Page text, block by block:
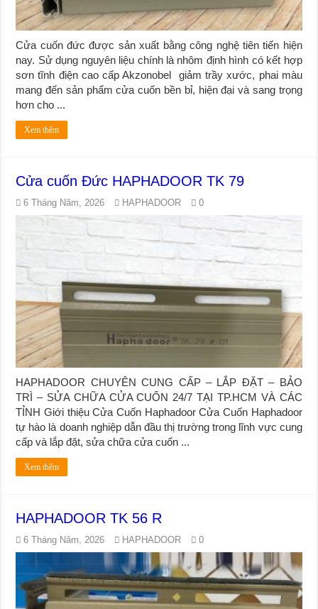
Cửa cuốn đức được sản xuất bằng công nghệ tiên tiến hiện
nay. Sử dụng nguyên liệu chính là nhôm định hình có kết hợp
sơn tĩnh điện cao cấp Akzonobel giảm trầy xước, phai màu
mang đến sản phẩm cửa cuốn bền bỉ, hiện đại và sang trọng
hơn cho ...
Xem thêm
Cửa cuốn Đức HAPHADOOR TK 79
6 Tháng Năm, 2026 HAPHADOOR 0
HAPHADOOR CHUYÊN CUNG CẤP – LẮP ĐẶT – BẢO
TRÌ – SỬA CHỮA CỬA CUỐN 24/7 TẠI TP.HCM VÀ CÁC
TỈNH Giới thiệu Cửa Cuốn Haphadoor Cửa Cuốn Haphadoor
tự hào là doanh nghiệp dẫn đầu thị trường trong lĩnh vực cung
cấp và lắp đặt, sửa chữa cửa cuốn ...
Xem thêm
HAPHADOOR TK 56 R
6 Tháng Năm, 2026 HAPHADOOR 0